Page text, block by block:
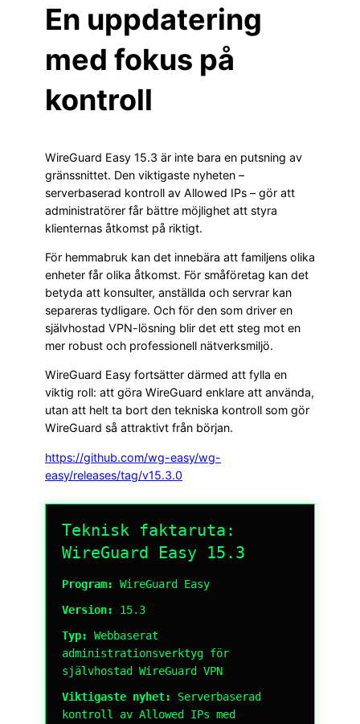
En uppdatering
med fokus på
kontroll
WireGuard Easy 15.3 är inte bara en putsning av
gränssnittet. Den viktigaste nyheten –
serverbaserad kontroll av Allowed IPs – gör att
administratörer får bättre möjlighet att styra
klienternas åtkomst på riktigt.
För hemmabruk kan det innebära att familjens olika
enheter får olika åtkomst. För småföretag kan det
betyda att konsulter, anställda och servrar kan
separeras tydligare. Och för den som driver en
självhostad VPN-lösning blir det ett steg mot en
mer robust och professionell nätverksmiljö.
WireGuard Easy fortsätter därmed att fylla en
viktig roll: att göra WireGuard enklare att använda,
utan att helt ta bort den tekniska kontroll som gör
WireGuard så attraktivt från början.
https://github.com/wg-easy/wg-
easy/releases/tag/v15.3.0
Teknisk faktaruta:
WireGuard Easy 15.3
Program:
WireGuard Easy
Version:
15.3
Typ:
Webbaserat
administrationsverktyg för
självhostad WireGuard VPN
Viktigaste nyhet:
Serverbaserad
kontroll av Allowed IPs med